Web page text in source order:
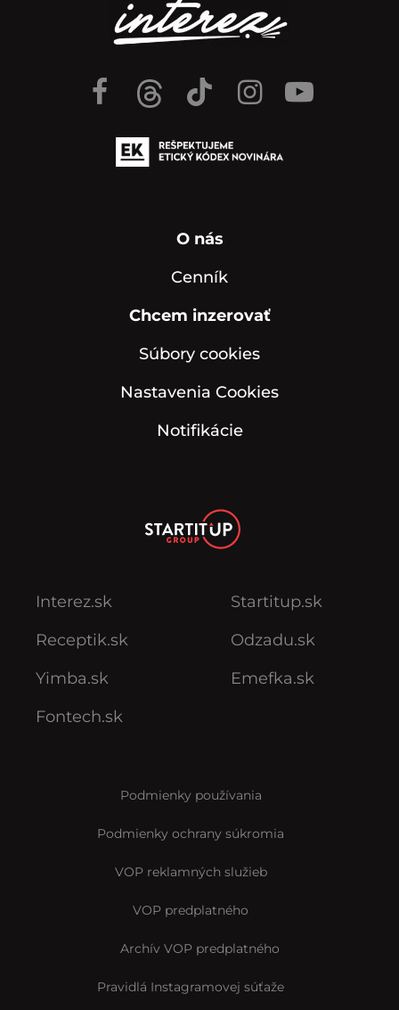
O nás
Cenník
Chcem inzerovať
Súbory cookies
Nastavenia Cookies
Notifikácie
Interez.sk
Receptik.sk
Yimba.sk
Fontech.sk
Startitup.sk
Odzadu.sk
Emefka.sk
Podmienky používania
Podmienky ochrany súkromia
VOP reklamných služieb
VOP predplatného
Archív VOP predplatného
Pravidlá Instagramovej súťaže